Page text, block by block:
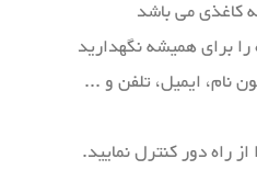
کاغذی می باشد
برای همیشه نگهدارید
نام، ایمیل، تلفن و ...
راه دور کنترل نمایید.